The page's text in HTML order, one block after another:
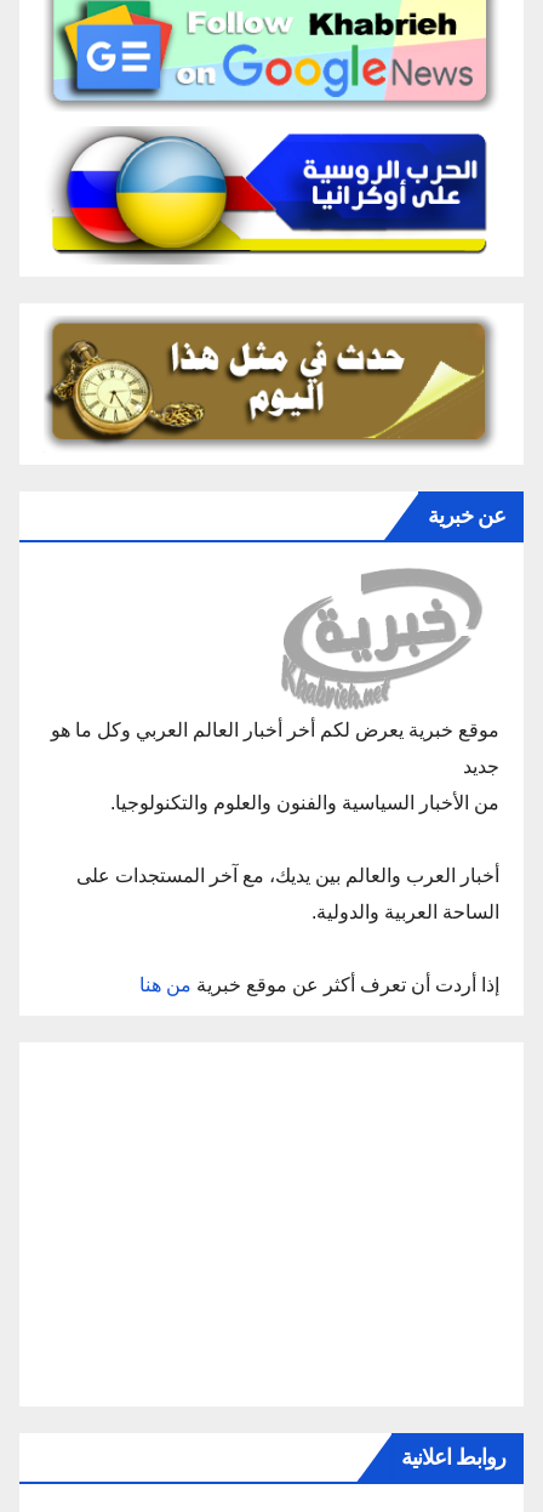
عن خبرية
موقع خبرية يعرض لكم أخر أخبار العالم العربي وكل ما هو
جديد
من الأخبار السياسية والفنون والعلوم والتكنولوجيا.
أخبار العرب والعالم بين يديك، مع آخر المستجدات على
الساحة العربية والدولية.
إذا أردت أن تعرف أكثر عن موقع خبرية من هنا
روابط اعلانية